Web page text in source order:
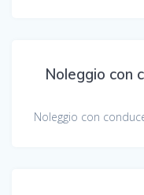
Noleggio con
Noleggio con